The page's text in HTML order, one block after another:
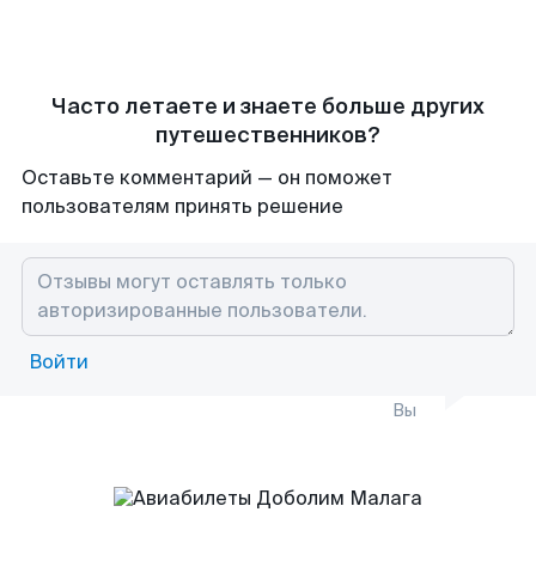
Часто летаете и знаете больше других
путешественников?
Оставьте комментарий — он поможет
пользователям принять решение
Войти
Вы